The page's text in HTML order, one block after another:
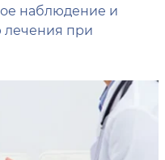
наблюдение и
при